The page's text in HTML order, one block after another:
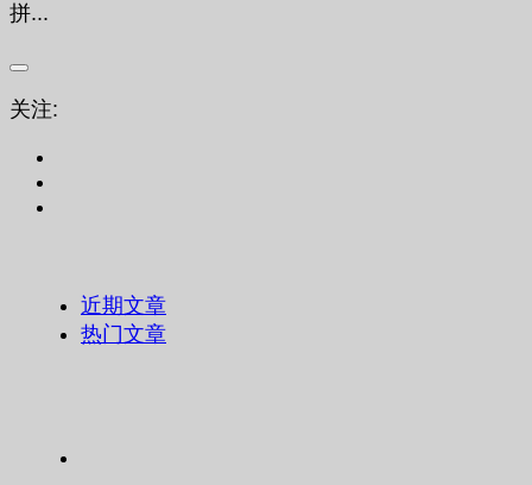
拼...
关注:
近期文章
热门文章